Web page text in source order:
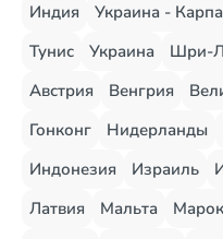
Индия
Украина -
Тунис
Украина Шри-
Австрия
Венгрия
Гонконг
Нидерланды
Индонезия
Израиль
Латвия
Мальта